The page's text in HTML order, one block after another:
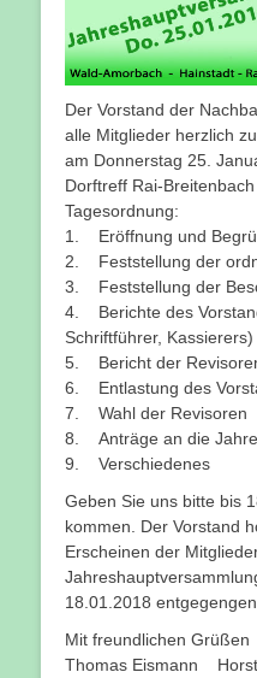
Der Vorstand der
alle Mitglieder herzlich
am Donnerstag 25.
Dorftreff Rai-Breitenbach
Tagesordnung:
1. Eröffnung und
2. Feststellung der
3. Feststellung der
4. Berichte des
Schriftführer, Kassierers)
5. Bericht der
6. Entlastung des
7. Wahl der Revisoren
8. Anträge an die
9. Verschiedenes
Geben Sie uns bitte bis
kommen. Der Vorstand
Erscheinen der
18.01.2018
Mit freundlichen Grüßen
Thomas Eismann